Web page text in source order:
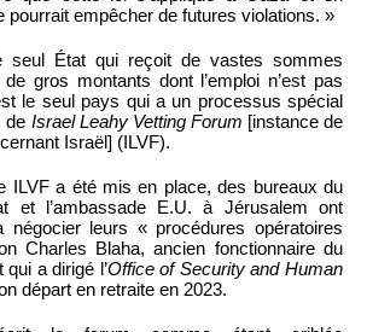
pourrait empêcher de futures violations. »
seul État qui reçoit de vastes sommes
de gros montants dont l’emploi n’est pas
le seul pays qui a un processus spécial
de Israel Leahy Vetting Forum [instance de
Israël] (ILVF).
ILVF a été mis en place, des bureaux du
et l’ambassade E.U. à Jérusalem ont
leurs « procédures opératoires
Charles Blaha, ancien fonctionnaire du
qui a dirigé l’Office of Security and Human
départ en retraite en 2023.